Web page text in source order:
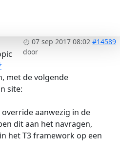
07 sep 2017 08:02 #14589
door
met de volgende
site:
aanwezig in de
dit aan het navragen,
het T3 framework op een